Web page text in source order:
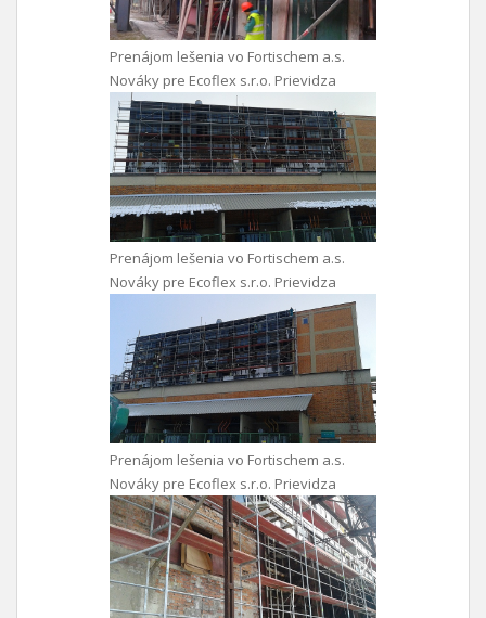
Prenájom lešenia vo Fortischem a.s.
Nováky pre Ecoflex s.r.o. Prievidza
Prenájom lešenia vo Fortischem a.s.
Nováky pre Ecoflex s.r.o. Prievidza
Prenájom lešenia vo Fortischem a.s.
Nováky pre Ecoflex s.r.o. Prievidza